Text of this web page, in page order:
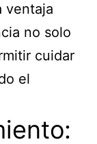
ventaja
no solo
cuidar
el